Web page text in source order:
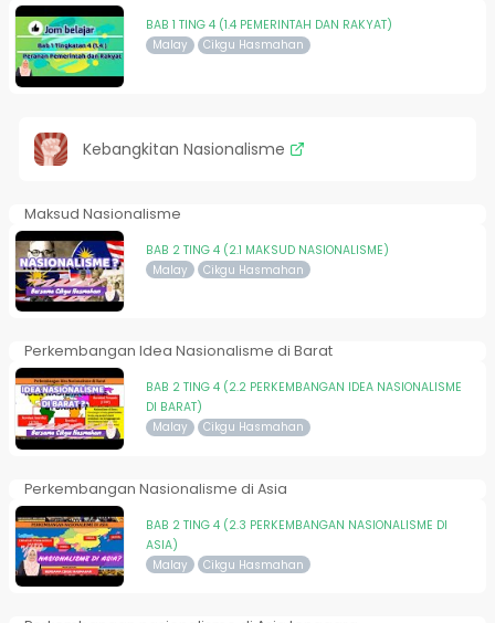
BAB 1 TING 4 (1.4 PEMERINTAH DAN RAKYAT)
Malay Cikgu Hasmahan
Kebangkitan Nasionalisme
Maksud Nasionalisme
BAB 2 TING 4 (2.1 MAKSUD NASIONALISME)
Malay Cikgu Hasmahan
Perkembangan Idea Nasionalisme di Barat
BAB 2 TING 4 (2.2 PERKEMBANGAN IDEA NASIONALISME
DI BARAT)
Malay Cikgu Hasmahan
Perkembangan Nasionalisme di Asia
BAB 2 TING 4 (2.3 PERKEMBANGAN NASIONALISME DI
ASIA)
Malay Cikgu Hasmahan